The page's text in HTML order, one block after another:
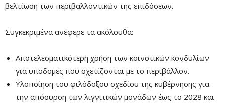
βελτίωση των περιβαλλοντικών της επιδόσεων.
Συγκεκριμένα ανέφερε τα ακόλουθα:
Αποτελεσματικότερη χρήση των κοινοτικών κονδυλίων
για υποδομές που σχετίζονται με το περιβάλλον.
Υλοποίηση του φιλόδοξου σχεδίου της κυβέρνησης για
την απόσυρση των λιγνιτικών μονάδων έως το 2028 και